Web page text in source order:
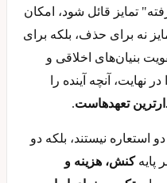
تمایز قائل شود، امکان
نه برای حذف، بلکه برای
بنیان‌های اخلاقی و
آنچه آینده را
تعهدهاست.
نیستند، بلکه دو
پایهکنش، هزینه و